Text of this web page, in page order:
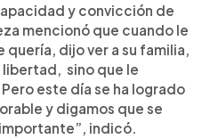
y convicción de
mencionó que cuando le
dijo ver a su familia,
libertad, sino que le
este día se ha logrado
y digamos que se
indicó.